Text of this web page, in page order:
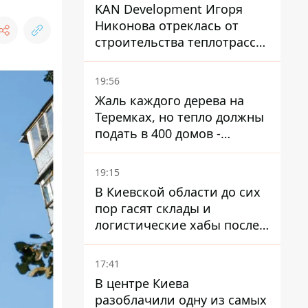
KAN Development Игоря
Никонова отреклась от
строительства теплотрассы
на Теремках
19:56
Жаль каждого дерева на
Теремках, но тепло должны
подать в 400 домов -
депутат Киевсовета
19:15
В Киевской области до сих
пор гасят склады и
логистические хабы после
прилетов ракет - ГСЧС
17:41
В центре Киева
разоблачили одну из самых